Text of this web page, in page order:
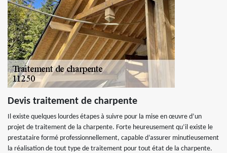
Devis traitement de charpente
Il existe quelques lourdes étapes à suivre pour la mise en œuvre d’un
projet de traitement de la charpente. Forte heureusement qu’il existe le
prestataire formé professionnellement, capable d’assurer minutieusement
la réalisation de tout type de traitement pour tout état de la charpente.